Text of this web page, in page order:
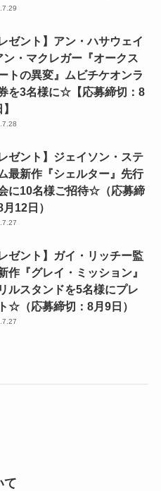
ゼント】アン・ハサウェイ
ン・マクレガー『オークス
トの異変』ムビチケオンラ
を3名様に☆【応募締切：8
レゼント】ジェイソン・ステ
最新作『シェルター』先行
に10名様ご招待☆（応募締
12日）
レゼント】ガイ・リッチー監
作『グレイ・ミッション』
ルスタンドを5名様にプレ
☆（応募締切：8月9日）
て